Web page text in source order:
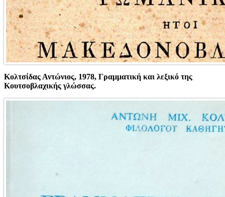
Κολτσίδας Αντώνιος, 1978, Γραμματική και λεξικό της
Κουτσοβλαχικής γλώσσας.